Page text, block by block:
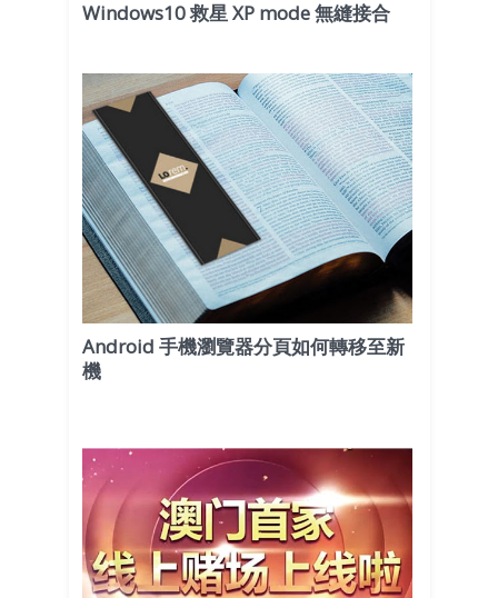
Windows10 救星 XP mode 無縫接合
Android 手機瀏覽器分頁如何轉移至新
機